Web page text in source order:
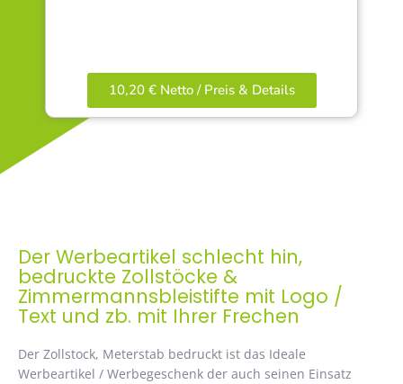
10,20 € Netto / Preis & Details
Der Werbeartikel schlecht hin,
bedruckte Zollstöcke &
Zimmermannsbleistifte mit Logo /
Text und zb. mit Ihrer Frechen
Der Zollstock, Meterstab bedruckt ist das Ideale
Werbeartikel / Werbegeschenk der auch seinen Einsatz